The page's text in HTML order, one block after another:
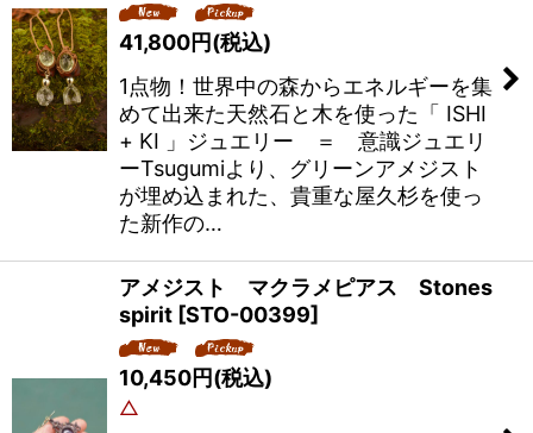
絞り込む
41,800円(税込)
1点物！世界中の森からエネルギーを集
めて出来た天然石と木を使った「 ISHI
+ KI 」ジュエリー ＝ 意識ジュエリ
ーTsugumiより、グリーンアメジスト
が埋め込まれた、貴重な屋久杉を使っ
た新作の…
アメジスト マクラメピアス Stones
spirit [STO-00399]
10,450円(税込)
△